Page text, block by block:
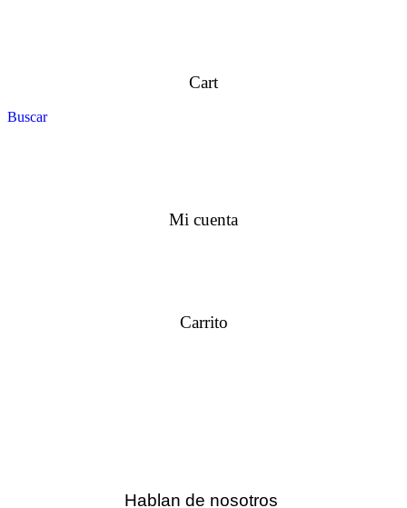
Cart
Buscar
Mi cuenta
Carrito
Hablan de nosotros